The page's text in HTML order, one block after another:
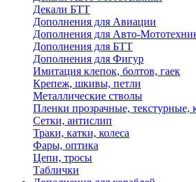
Декали БТТ
Дополнения для Авиации
Дополнения для Авто-
Дополнения для БТТ
Дополнения для Фигур
Имитация клепок, болтов, гаек
Крепеж, шкивы, петли
Металлические стволы
Пленки прозрачные, текстурные,
Сетки, антислип
Траки, катки, колеса
Фары, оптика
Цепи, тросы
Таблички